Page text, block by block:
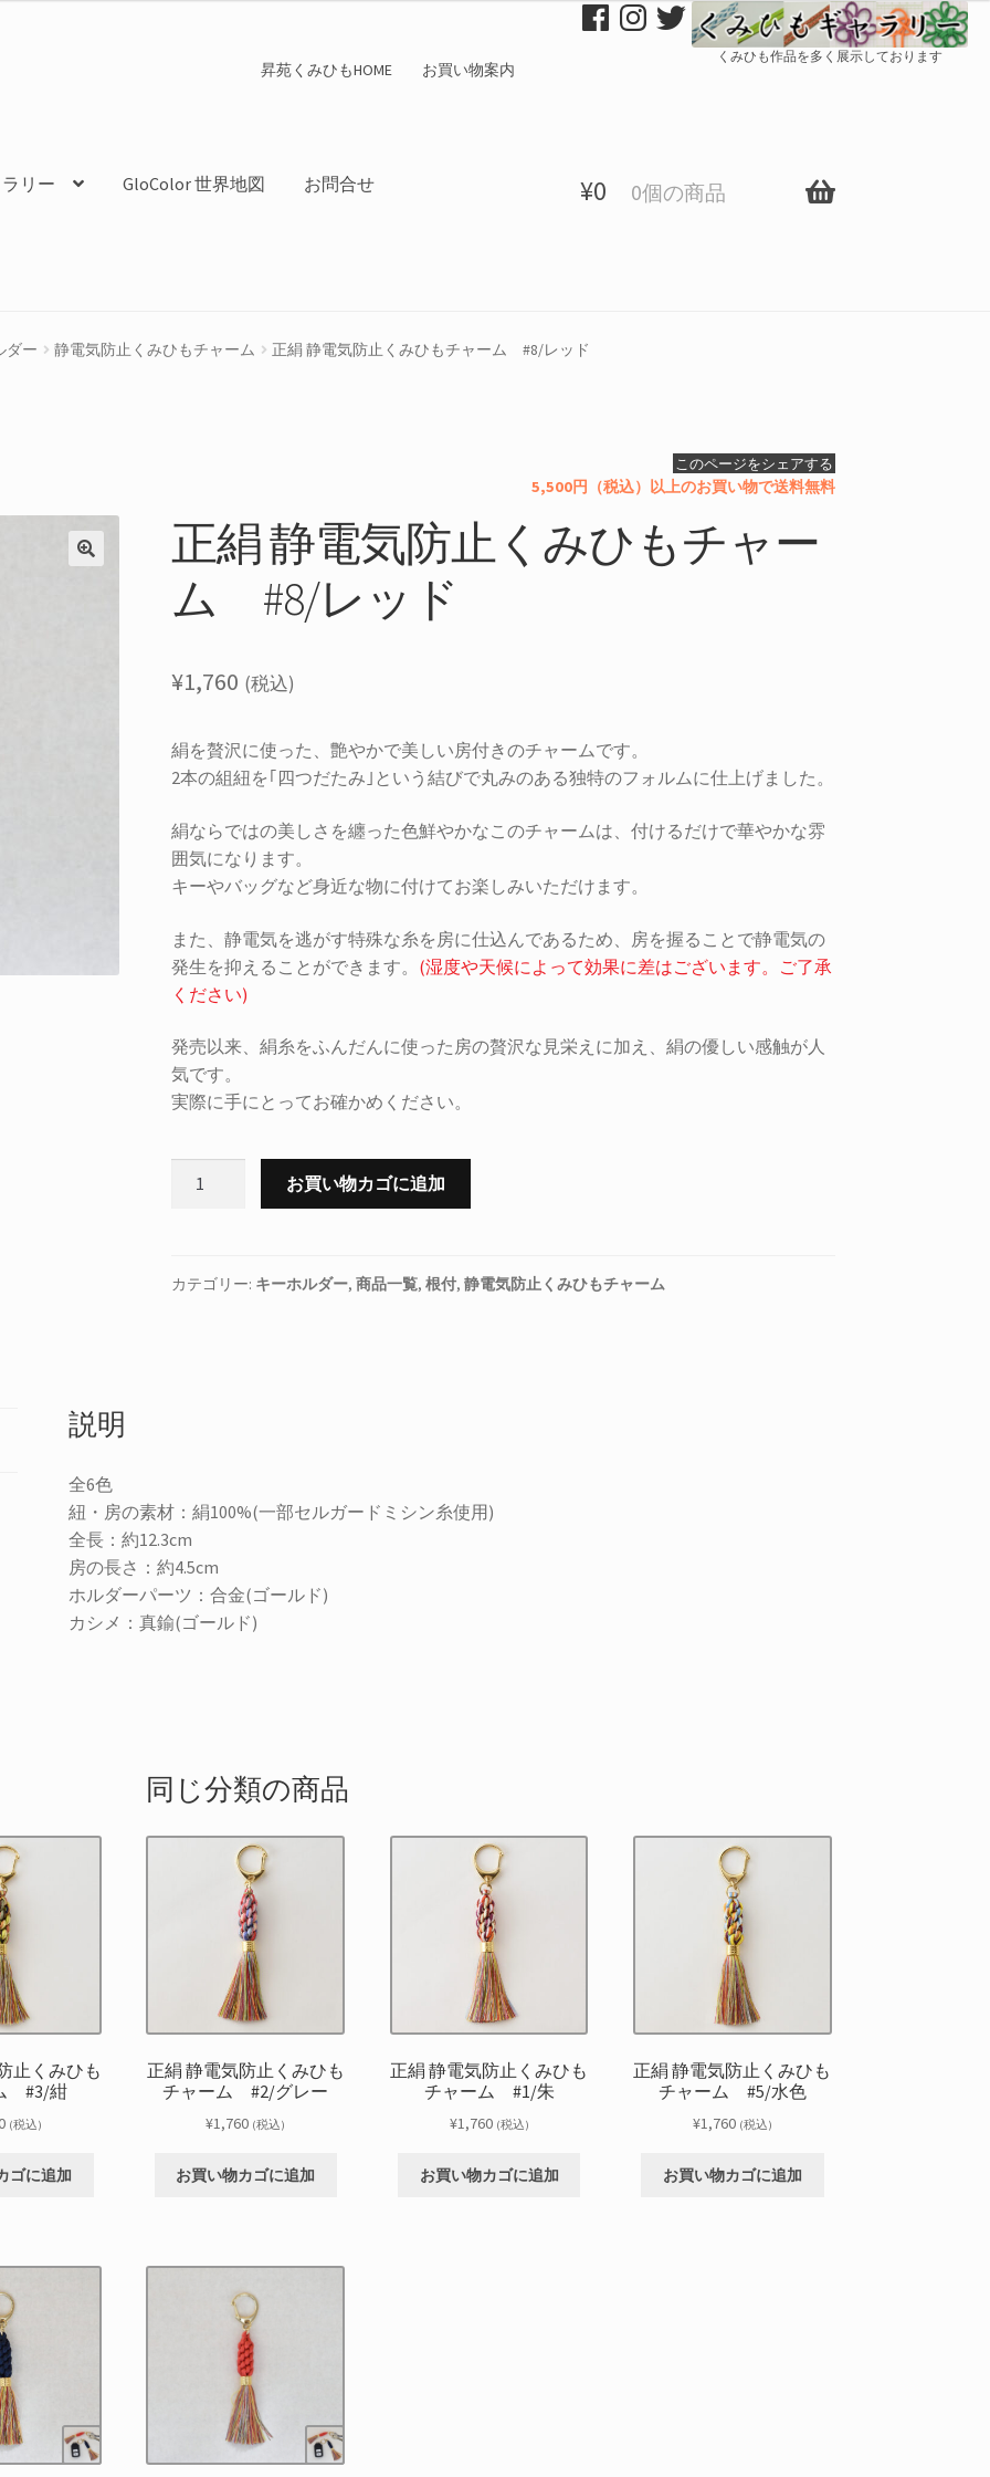
昇苑くみひもHOME お買い物案内
リー GloColor 世界地図 お問合せ ¥0 0個の商品
くみひも作品を多く展示しております
ダー 静電気防止くみひもチャーム 正絹 静電気防止くみひもチャーム #8/レッド
このページをシェアする
5,500円（税込）以上のお買い物で送料無料
正絹 静電気防止くみひもチャー
ム #8/レッド
¥1,760 (税込)
絹を贅沢に使った、艶やかで美しい房付きのチャームです。
2本の組紐を｢四つだたみ｣という結びで丸みのある独特のフォルムに仕上げました。
絹ならではの美しさを纏った色鮮やかなこのチャームは、付けるだけで華やかな雰
囲気になります。
キーやバッグなど身近な物に付けてお楽しみいただけます。
また、静電気を逃がす特殊な糸を房に仕込んであるため、房を握ることで静電気の
発生を抑えることができます。 (湿度や天候によって効果に差はございます。ご了承
ください)
発売以来、絹糸をふんだんに使った房の贅沢な見栄えに加え、絹の優しい感触が人
気です。
実際に手にとってお確かめください。
気
ャ
ム
#8/
レ
お買い物カゴに追加
カテゴリー: キーホルダー, 商品一覧, 根付, 静電気防止くみひもチャーム
説明
全6色
紐・房の素材：絹100%(一部セルガードミシン糸使用)
全長：約12.3cm
房の長さ：約4.5cm
ホルダーパーツ：合金(ゴールド)
カシメ：真鍮(ゴールド)
同じ分類の商品
止くみひも
#3/紺
(税込)
ゴに追加
正絹 静電気防止くみひも
チャーム #2/グレー
¥1,760 (税込)
お買い物カゴに追加
正絹 静電気防止くみひも
チャーム #1/朱
¥1,760 (税込)
お買い物カゴに追加
正絹 静電気防止くみひも
チャーム #5/水色
¥1,760 (税込)
お買い物カゴに追加